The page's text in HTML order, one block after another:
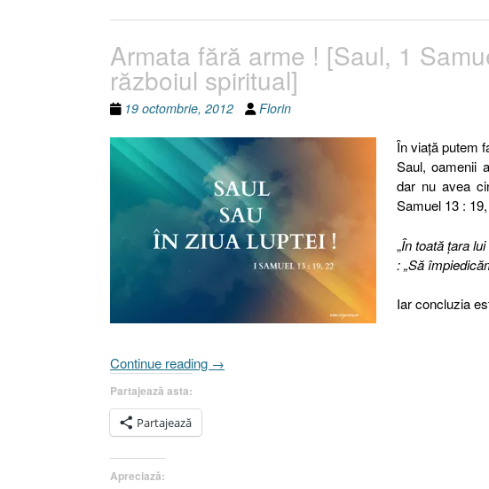
2024”
Armata fără arme ! [Saul, 1
războiul spiritual]
19 octombrie, 2012 Florin
În viaţă putem
Saul, oamenii
dar nu avea
Samuel 13 :
„În toată ţara
: „Să
Iar concluzia
Continue reading „Armata
→
Partajează asta:
Partajează
Apreciază: